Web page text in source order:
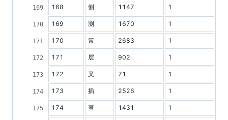
168 侧 1147 1
169 测 1670 1
170 策 2683 1
171 层 902 1
172 叉 71 1
173 插 2526 1
174 查 1431 1